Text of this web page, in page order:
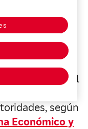
avanzadas
Se trata
consumo en
aunque no
durante los
el control
según
Económico y